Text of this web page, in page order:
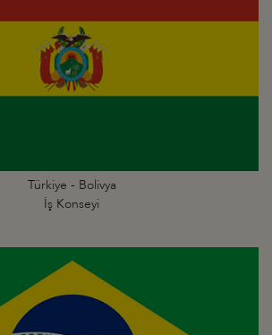
Türkiye - Bolivya
İş Konseyi